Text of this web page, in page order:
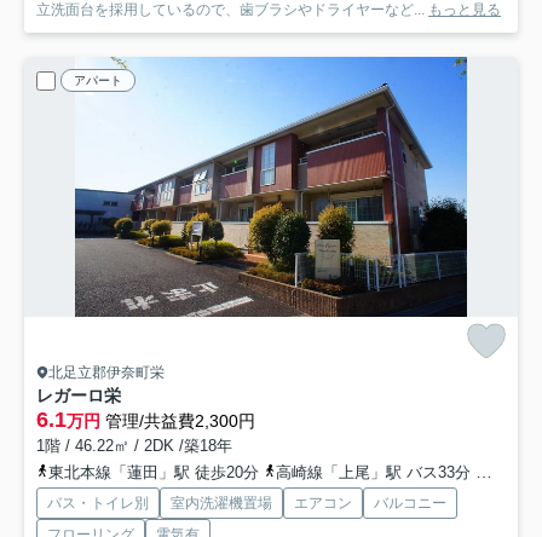
立洗面台を採用しているので、歯ブラシやドライヤーなど... もっと見る
アパート
北足立郡伊奈町栄
レガーロ栄
6.1万円 管理/共益費2,300円
1階 / 46.22㎡ / 2DK /築18年
東北本線「蓮田」駅 徒歩20分
高崎線「上尾」駅 バス33分 丸建自動車「栄６丁目」 停歩6分
バス・トイレ別 室内洗濯機置場 エアコン
バルコニー